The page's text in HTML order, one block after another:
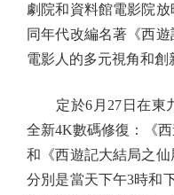
劇院和資料館電影院
同年代改編名著《西
電影人的多元視角和創
定於6月27日在東
全新4K數碼修復：《
和《西遊記大結局之
分別是當天下午3時和